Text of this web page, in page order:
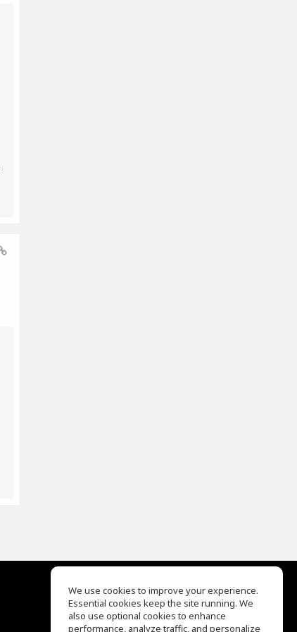
EQ Ear Training
Drum Machine
We use cookies to improve your experience.
Essential cookies keep the site running. We
also use optional cookies to enhance
performance, analyze traffic, and personalize